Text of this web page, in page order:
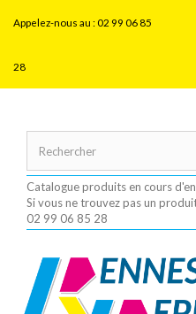
Appelez-nous au :02 99 06 85
28
Catalogue produits en cours
Si vous ne trouvez pas un
02 99 06 85 28